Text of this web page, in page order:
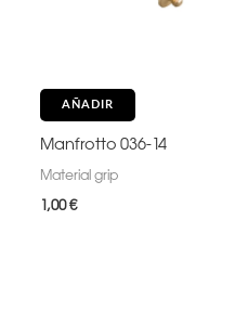
AÑADIR
Manfrotto 036-14
Material grip
1,00€